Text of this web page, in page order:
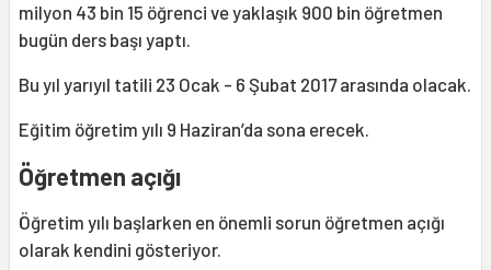
milyon 43 bin 15 öğrenci ve yaklaşık 900 bin öğretmen
bugün ders başı yaptı.
Bu yıl yarıyıl tatili 23 Ocak - 6 Şubat 2017 arasında olacak.
Eğitim öğretim yılı 9 Haziran’da sona erecek.
Öğretmen açığı
Öğretim yılı başlarken en önemli sorun öğretmen açığı
olarak kendini gösteriyor.